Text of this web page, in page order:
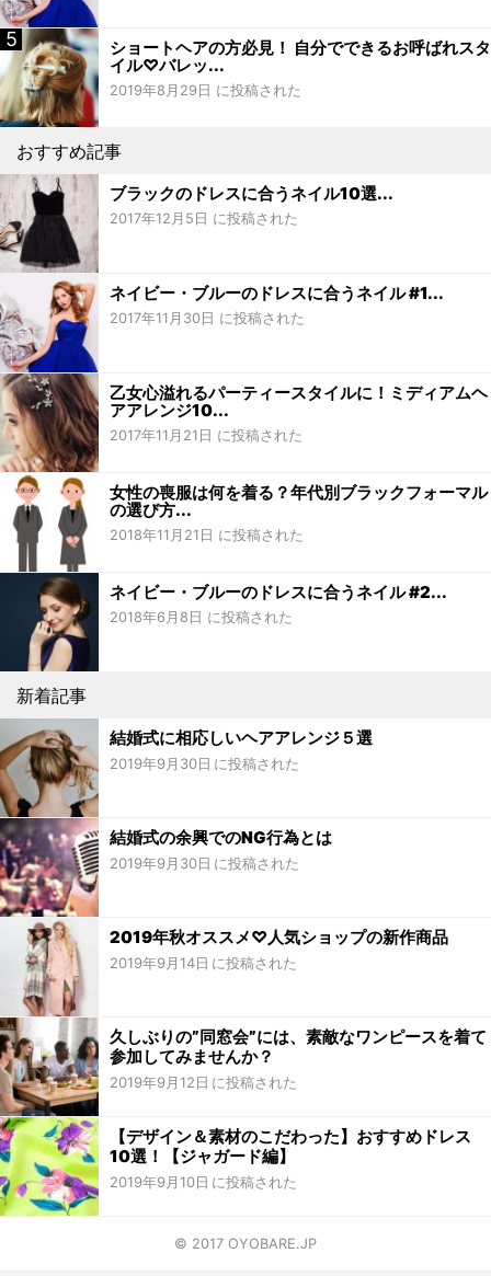
ショートヘアの方必見！ 自分でできるお呼ばれスタ
イル♡バレッ...
2019年8月29日 に投稿された
おすすめ記事
ブラックのドレスに合うネイル10選...
2017年12月5日 に投稿された
ネイビー・ブルーのドレスに合うネイル #1...
2017年11月30日 に投稿された
乙女心溢れるパーティースタイルに！ミディアムヘ
アアレンジ10...
2017年11月21日 に投稿された
女性の喪服は何を着る？年代別ブラックフォーマル
の選び方...
2018年11月21日 に投稿された
ネイビー・ブルーのドレスに合うネイル #2...
2018年6月8日 に投稿された
新着記事
結婚式に相応しいヘアアレンジ５選
2019年9月30日
結婚式の余興でのNG行為とは
2019年9月30日
2019年秋オススメ♡人気ショップの新作商品
2019年9月14日
久しぶりの”同窓会”には、素敵なワンピースを着て
参加してみませんか？
2019年9月12日
【デザイン＆素材のこだわった】おすすめドレス
10選！【ジャガード編】
2019年9月10日
© 2017 OYOBARE.JP